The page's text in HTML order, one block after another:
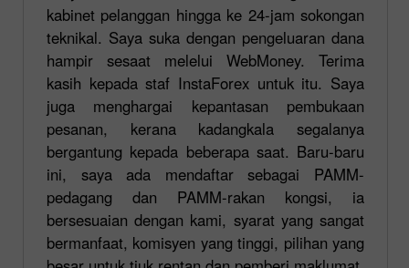
kabinet pelanggan hingga ke 24-jam sokongan
teknikal. Saya suka dengan pengeluaran dana
hampir sesaat melelui WebMoney. Terima
kasih kepada staf InstaForex untuk itu. Saya
juga menghargai kepantasan pembukaan
pesanan, kerana kadangkala segalanya
bergantung kepada beberapa saat. Baru-baru
ini, saya ada mendaftar sebagai PAMM-
pedagang dan PAMM-rakan kongsi, ia
bersesuaian dengan kami, syarat yang sangat
bermanfaat, komisyen yang tinggi, pilihan yang